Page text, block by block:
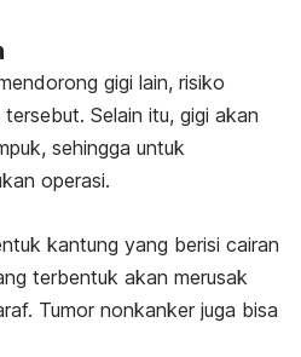
gigi lain, risiko
Selain itu, gigi akan
sehingga untuk
operasi.
kantung yang berisi cairan
terbentuk akan merusak
Tumor nonkanker juga bisa